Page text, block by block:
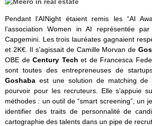
Pendant l’AINight étaient remis les “AI
l’association Women in AI représentée
Capgemini. Les trois lauréates gagnaient
et 2K€. Il s’agissait de Camille Morvan de
OBE de Century Tech et de Francesca
sont toutes des entrepreneuses de
Goshaba est une solution de matching
pourvoir pour les recruteurs. Elle s’appuie
méthodes : un outil de “smart screening”, un
identifier des traits de personnalité de
cartographie des talents dans un pipe de